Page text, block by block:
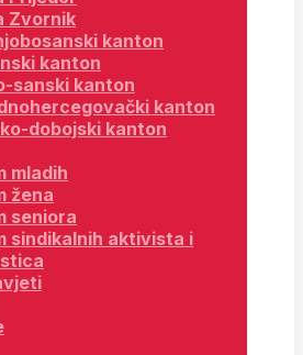
Zvornik
kanton
kanton
sanski kanton
kanton
dobojski kanton
mladih
žena
seniora
sindikalnih aktivista i